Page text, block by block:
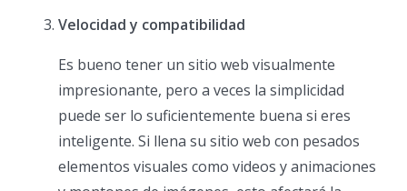
Velocidad y compatibilidad
Es bueno tener un sitio web visualmente
impresionante, pero a veces la simplicidad
puede ser lo suficientemente buena si eres
inteligente. Si llena su sitio web con pesados
elementos visuales como videos y animaciones